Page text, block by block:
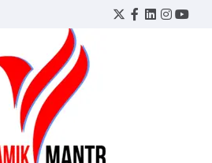
Twitter
Facebook
LinkedIn